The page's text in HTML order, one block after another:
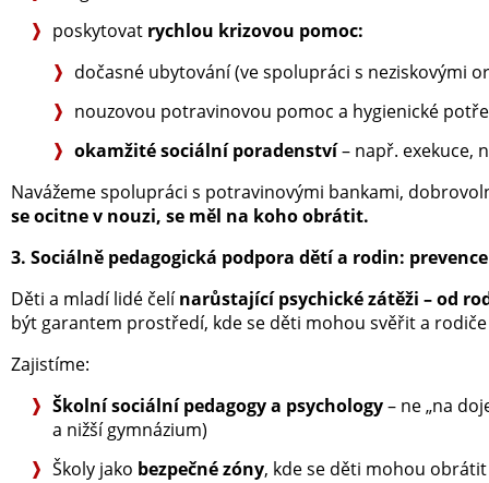
poskytovat rychlou krizovou pomoc:
dočasné ubytování (ve spolupráci s neziskovými
nouzovou potravinovou pomoc a hygienické
okamžité sociální poradenství– např. exekuce,
Navážeme spolupráci s potravinovými bankami,
se ocitne v nouzi, se měl na koho obrátit.
3. Sociálně pedagogická podpora dětí a rodin:
Děti a mladí lidé čelínarůstající psychické zátěži – od
být garantem prostředí, kde se děti mohou svěřit a
Zajistíme:
Školní sociální pedagogy a psychology– ne „na
a nižší gymnázium)
Školy jako bezpečné zóny, kde se děti mohou